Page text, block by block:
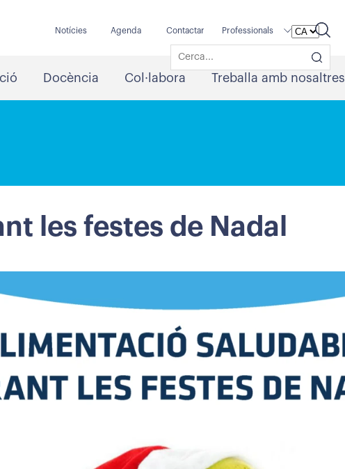
Notícies Agenda Contactar Professionals
Docència Col·labora Treballa amb nosaltres
les festes de Nadal